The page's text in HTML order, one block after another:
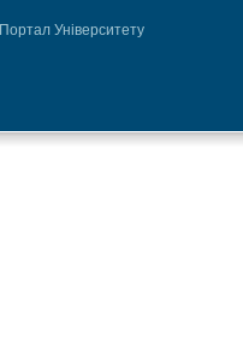
Портал Університету